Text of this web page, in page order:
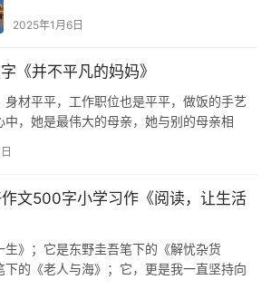
2025年1月6日
《并不平凡的妈妈》
材平平，工作职位也是平平，做饭的手艺
中，她是最伟大的母亲，她与别的母亲相
文500字小学习作《阅读，让生活
生》；它是东野圭吾笔下的《解忧杂货
的《老人与海》；它，更是我一直坚持向